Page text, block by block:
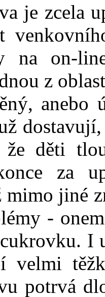
je zcela
na on-
z
anebo
děti
za
jiné
-
I
velmi
potrvá